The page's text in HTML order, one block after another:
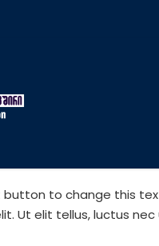
button to change this
Ut elit tellus, luctus